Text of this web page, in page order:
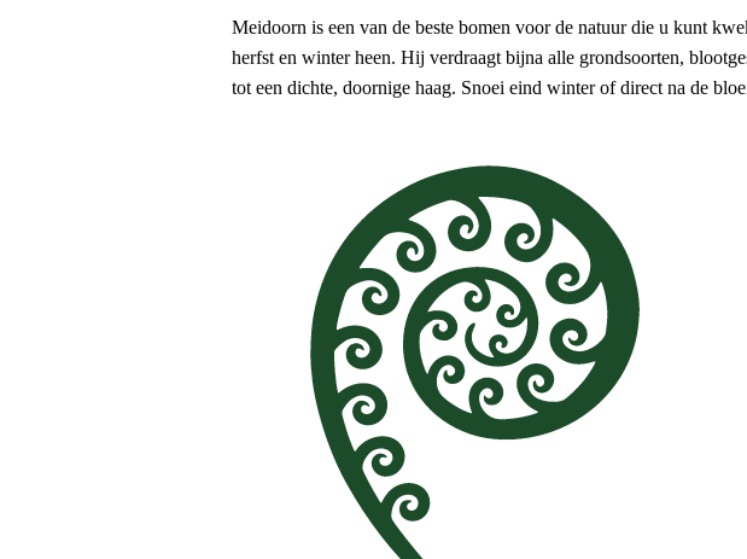
Meidoorn is een van de beste bomen voor de natuur die u kunt
herfst en winter heen. Hij verdraagt bijna alle grondsoorten,
tot een dichte, doornige haag. Snoei eind winter of direct na de